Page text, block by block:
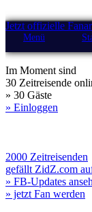
Jetzt offizielle
Menü
Im Moment sind
30 Zeitreisende
» 30 Gäste
» Einloggen
2000 Zeitreisenden
gefällt ZidZ.com
» FB-Updates
» jetzt Fan werden